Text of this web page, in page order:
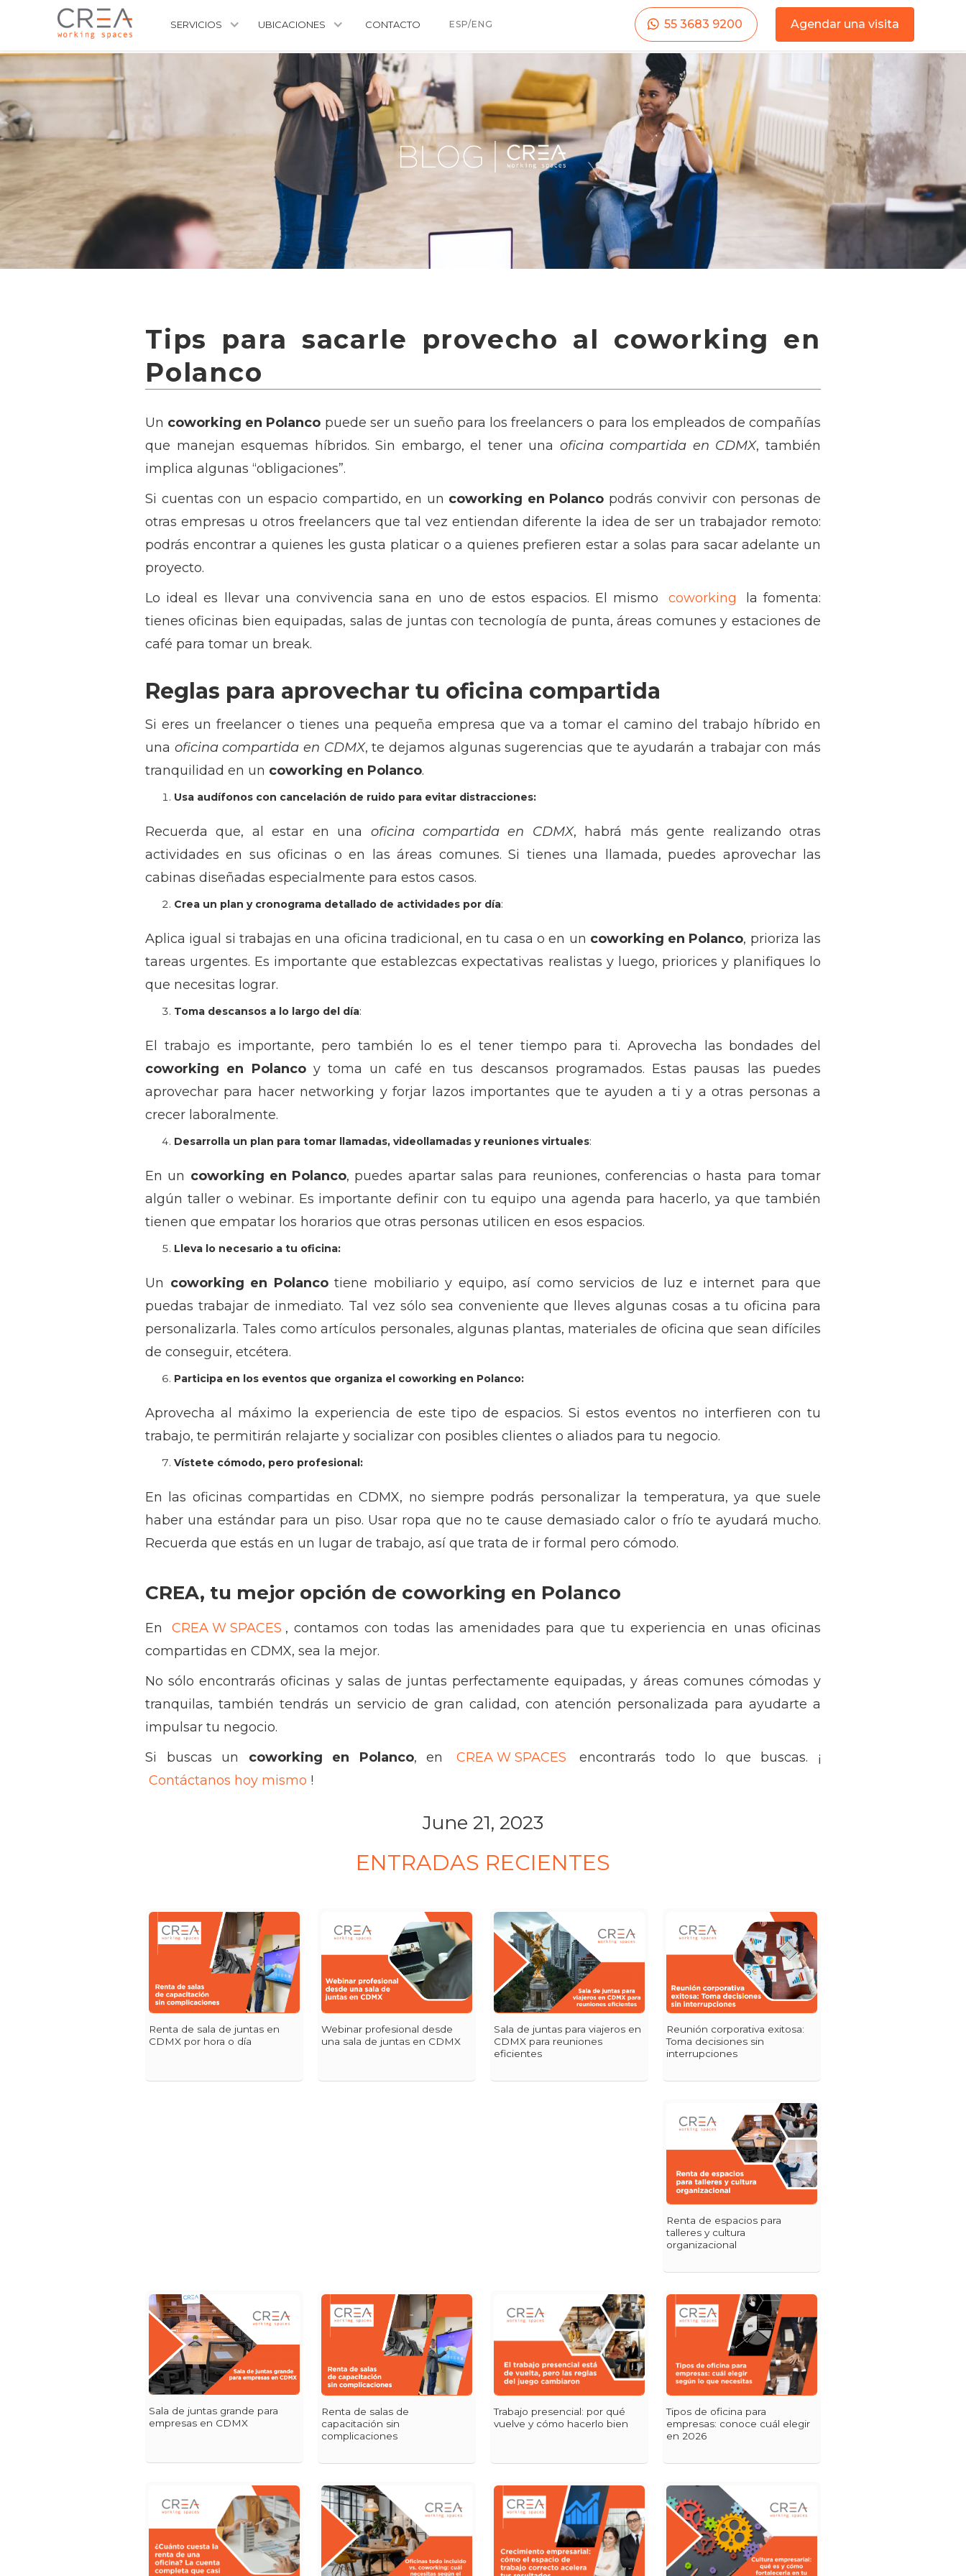
SERVICIOS UBICACIONES CONTACTO ESP/ENG Agendar una visita
55 3683 9200
Tips para sacarle provecho al coworking en
Polanco
Un coworking en Polanco puede ser un sueño para los freelancers o para los empleados de compañías
que manejan esquemas híbridos. Sin embargo, el tener una oficina compartida en CDMX, también
implica algunas “obligaciones”.
Si cuentas con un espacio compartido, en un coworking en Polanco podrás convivir con personas de
otras empresas u otros freelancers que tal vez entiendan diferente la idea de ser un trabajador remoto:
podrás encontrar a quienes les gusta platicar o a quienes prefieren estar a solas para sacar adelante un
proyecto.
Lo ideal es llevar una convivencia sana en uno de estos espacios. El mismo
coworking
la fomenta:
tienes oficinas bien equipadas, salas de juntas con tecnología de punta, áreas comunes y estaciones de
café para tomar un break.
Reglas para aprovechar tu oficina compartida
Si eres un freelancer o tienes una pequeña empresa que va a tomar el camino del trabajo híbrido en
una oficina compartida en CDMX, te dejamos algunas sugerencias que te ayudarán a trabajar con más
tranquilidad en un coworking en Polanco.
Usa audífonos con cancelación de ruido para evitar distracciones:
Recuerda que, al estar en una oficina compartida en CDMX, habrá más gente realizando otras
actividades en sus oficinas o en las áreas comunes. Si tienes una llamada, puedes aprovechar las
cabinas diseñadas especialmente para estos casos.
Crea un plan y cronograma detallado de actividades por día:
Aplica igual si trabajas en una oficina tradicional, en tu casa o en un coworking en Polanco, prioriza las
tareas urgentes. Es importante que establezcas expectativas realistas y luego, priorices y planifiques lo
que necesitas lograr.
Toma descansos a lo largo del día:
El trabajo es importante, pero también lo es el tener tiempo para ti. Aprovecha las bondades del
coworking en Polancoy toma un café en tus descansos programados. Estas pausas las puedes
aprovechar para hacer networking y forjar lazos importantes que te ayuden a ti y a otras personas a
crecer laboralmente.
Desarrolla un plan para tomar llamadas, videollamadas y reuniones virtuales:
En un coworking en Polanco, puedes apartar salas para reuniones, conferencias o hasta para tomar
algún taller o webinar. Es importante definir con tu equipo una agenda para hacerlo, ya que también
tienen que empatar los horarios que otras personas utilicen en esos espacios.
Lleva lo necesario a tu oficina:
Un coworking en Polancotiene mobiliario y equipo, así como servicios de luz e internet para que
puedas trabajar de inmediato. Tal vez sólo sea conveniente que lleves algunas cosas a tu oficina para
personalizarla. Tales como artículos personales, algunas plantas, materiales de oficina que sean difíciles
de conseguir, etcétera.
Participa en los eventos que organiza el coworking en Polanco:
Aprovecha al máximo la experiencia de este tipo de espacios. Si estos eventos no interfieren con tu
trabajo, te permitirán relajarte y socializar con posibles clientes o aliados para tu negocio.
Vístete cómodo, pero profesional:
En las oficinas compartidas en CDMX, no siempre podrás personalizar la temperatura, ya que suele
haber una estándar para un piso. Usar ropa que no te cause demasiado calor o frío te ayudará mucho.
Recuerda que estás en un lugar de trabajo, así que trata de ir formal pero cómodo.
CREA, tu mejor opción de coworking en Polanco
En CREA W SPACES , contamos con todas las amenidades para que tu experiencia en unas oficinas
compartidas en CDMX, sea la mejor.
No sólo encontrarás oficinas y salas de juntas perfectamente equipadas, y áreas comunes cómodas y
tranquilas, también tendrás un servicio de gran calidad, con atención personalizada para ayudarte a
impulsar tu negocio.
Si buscas un coworking en Polanco, en CREA W SPACES
encontrarás todo lo que buscas. ¡
Contáctanos hoy mismo !
June 21, 2023
ENTRADAS RECIENTES
Renta de sala de juntas en
CDMX por hora o día
Webinar profesional desde
una sala de juntas en CDMX
Sala de juntas para viajeros en
CDMX para reuniones
eficientes
Reunión corporativa exitosa:
Toma decisiones sin
interrupciones
Renta de espacios para
talleres y cultura
organizacional
Sala de juntas grande para
empresas en CDMX
Renta de salas de
capacitación sin
complicaciones
Trabajo presencial: por qué
vuelve y cómo hacerlo bien
Tipos de oficina para
empresas: conoce cuál elegir
en 2026